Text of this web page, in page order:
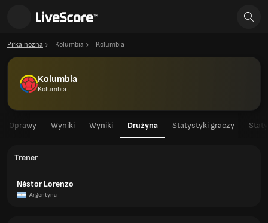
Piłka nożna Kolumbia Kolumbia
Kolumbia
Kolumbia
Oprawy Wyniki Wyniki Drużyna Statystyki graczy
Trener
Néstor Lorenzo
Argentyna